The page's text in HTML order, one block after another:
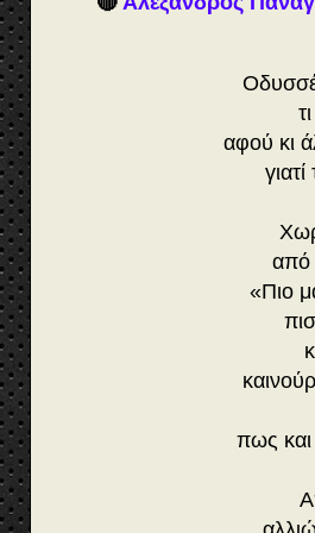
αφού κι
από
«Πιο
πως και